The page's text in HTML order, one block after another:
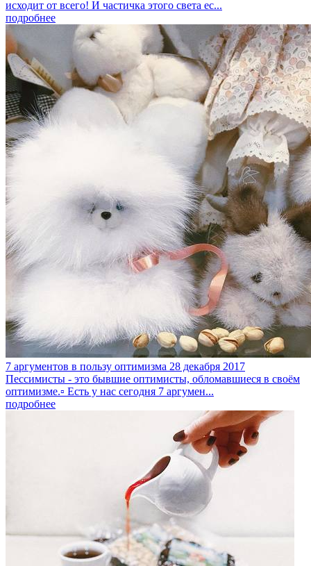
исходит от всего! И частичка этого света ес...
подробнее
7 аргументов в пользу оптимизма 28 декабря 2017
Пессимисты - это бывшие оптимисты, обломавшиеся в своём
оптимизме.▫️ Есть у нас сегодня 7 аргумен...
подробнее